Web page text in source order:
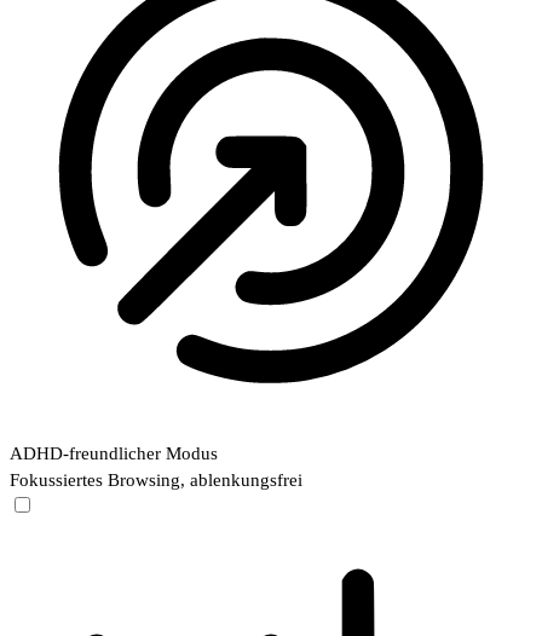
ADHD-freundlicher Modus
Fokussiertes Browsing, ablenkungsfrei